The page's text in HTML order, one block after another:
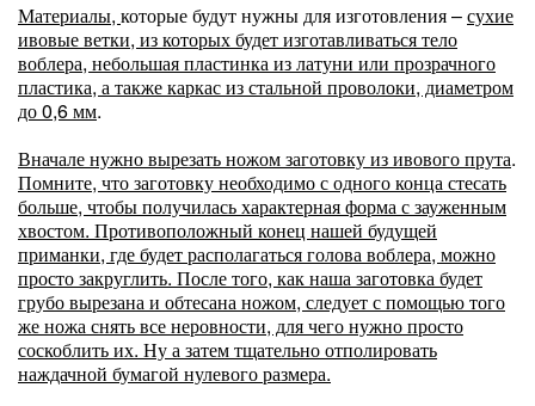
Материалы, которые будут нужны для изготовления –сухие
ивовые ветки, из которых будет изготавливаться тело
воблера, небольшая пластинка из латуни или прозрачного
пластика, а также каркас из стальной проволоки, диаметром
до 0,6 мм.
Вначале нужно вырезать ножом заготовку из ивового прута.
Помните, что заготовку необходимо с одного конца стесать
больше, чтобы получилась характерная форма с зауженным
хвостом. Противоположный конец нашей будущей
приманки, где будет располагаться голова воблера, можно
просто закруглить. После того, как наша заготовка будет
грубо вырезана и обтесана ножом, следует с помощью того
же ножа снять все неровности, для чего нужно просто
соскоблить их. Ну а затем тщательно отполировать
наждачной бумагой нулевого размера.